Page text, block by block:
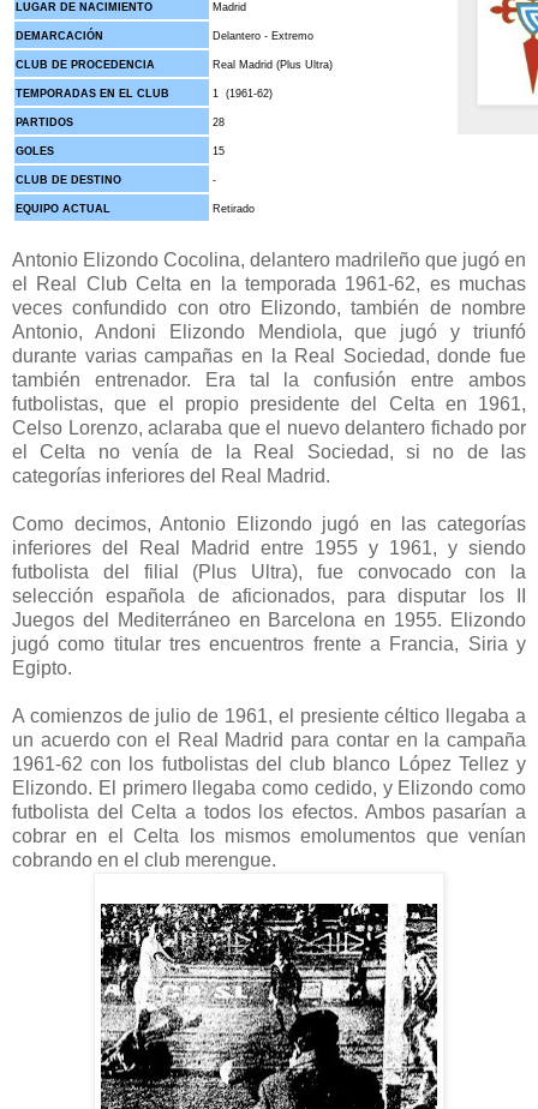
LUGAR DE NACIMIENTO Madrid
DEMARCACIÓN Delantero - Extremo
CLUB DE PROCEDENCIA Real Madrid (Plus Ultra)
TEMPORADAS EN EL CLUB 1 (1961-62)
PARTIDOS 28
GOLES 15
CLUB DE DESTINO -
EQUIPO ACTUAL Retirado
Antonio Elizondo Cocolina, delantero madrileño que jugó en
el Real Club Celta en la temporada 1961-62, es muchas
veces confundido con otro Elizondo, también de nombre
Antonio, Andoni Elizondo Mendiola, que jugó y triunfó
durante varias campañas en la Real Sociedad, donde fue
también entrenador. Era tal la confusión entre ambos
futbolistas, que el propio presidente del Celta en 1961,
Celso Lorenzo, aclaraba que el nuevo delantero fichado por
el Celta no venía de la Real Sociedad, si no de las
categorías inferiores del Real Madrid.
Como decimos, Antonio Elizondo jugó en las categorías
inferiores del Real Madrid entre 1955 y 1961, y siendo
futbolista del filial (Plus Ultra), fue convocado con la
selección española de aficionados, para disputar los II
Juegos del Mediterráneo en Barcelona en 1955. Elizondo
jugó como titular tres encuentros frente a Francia, Siria y
Egipto.
A comienzos de julio de 1961, el presiente céltico llegaba a
un acuerdo con el Real Madrid para contar en la campaña
1961-62 con los futbolistas del club blanco López Tellez y
Elizondo. El primero llegaba como cedido, y Elizondo como
futbolista del Celta a todos los efectos. Ambos pasarían a
cobrar en el Celta los mismos emolumentos que venían
cobrando en el club merengue.